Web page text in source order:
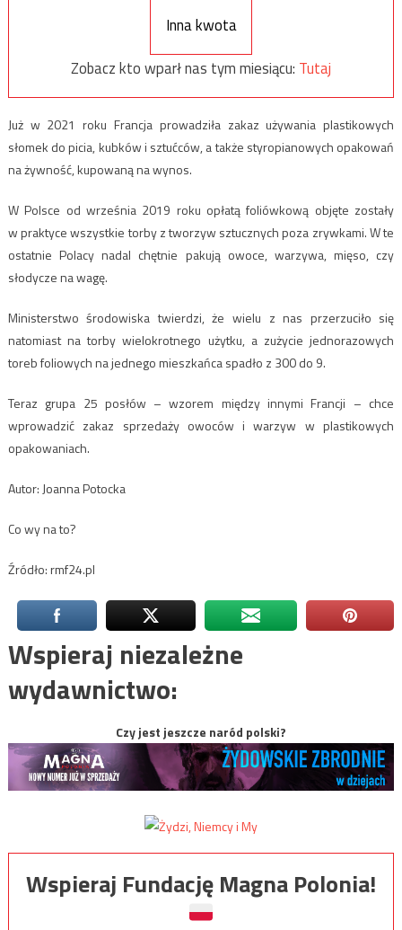
Inna kwota
Zobacz kto wparł nas tym miesiącu: Tutaj
Już w 2021 roku Francja prowadziła zakaz używania plastikowych
słomek do picia, kubków i sztućców, a także styropianowych opakowań
na żywność, kupowaną na wynos.
W Polsce od września 2019 roku opłatą foliówkową objęte zostały
w praktyce wszystkie torby z tworzyw sztucznych poza zrywkami. W te
ostatnie Polacy nadal chętnie pakują owoce, warzywa, mięso, czy
słodycze na wagę.
Ministerstwo środowiska twierdzi, że wielu z nas przerzuciło się
natomiast na torby wielokrotnego użytku, a zużycie jednorazowych
toreb foliowych na jednego mieszkańca spadło z 300 do 9.
Teraz grupa 25 posłów – wzorem między innymi Francji – chce
wprowadzić zakaz sprzedaży owoców i warzyw w plastikowych
opakowaniach.
Autor: Joanna Potocka
Co wy na to?
Źródło: rmf24.pl
Wspieraj niezależne
wydawnictwo:
Czy jest jeszcze naród polski?
Wspieraj Fundację Magna Polonia!